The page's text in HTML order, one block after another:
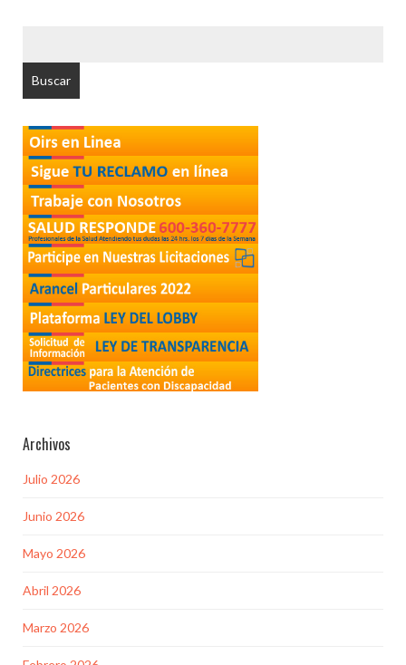
Archivos
Julio 2026
Junio 2026
Mayo 2026
Abril 2026
Marzo 2026